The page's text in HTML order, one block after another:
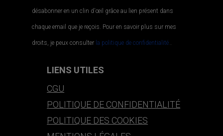
désabonner en un clin d'œil grâce au lien présent dans
chaque email que je reçois. Pour en savoir plus sur mes
droits, je peux consulter la politique de confidentialité..
LIENS UTILES
CGU
POLITIQUE DE CONFIDENTIALITÉ
POLITIQUE DES COOKIES